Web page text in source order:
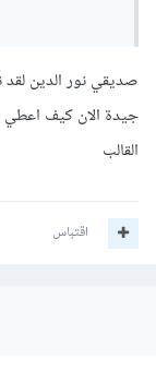
منصة ووردبريس
البرمجة
هو تحميل الملف
صديقي نور الدين لقد
جيدة الان كيف اعطي
القالب
اقتباس